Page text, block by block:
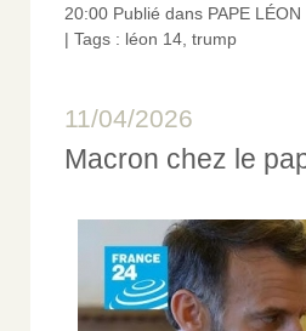
20:00 Publié dans PAPE LÉON
| Tags : léon 14, trump
11/04/2026
Macron chez le